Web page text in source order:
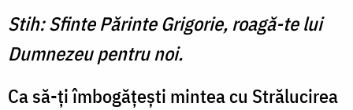
Stih: Sfinte Părinte Grigorie, roagă-te lui
Dumnezeu pentru noi.
Ca să-ţi îmbogăţeşti mintea cu Strălucirea